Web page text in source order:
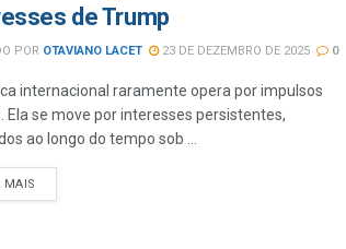
de Trump
POR OTAVIANO LACET 23 DE DEZEMBRO DE 2025 0
internacional raramente opera por impulsos
Ela se move por interesses persistentes,
ao longo do tempo sob ...
MAIS